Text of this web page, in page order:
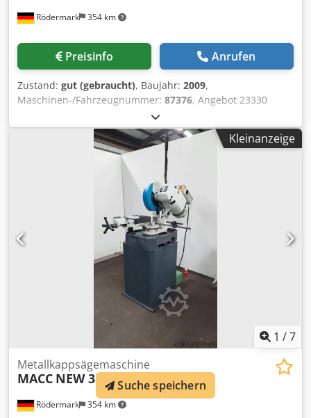
Rödermark 354 km
Preisinfo Anrufen
Zustand: gut (gebraucht), Baujahr: 2009,
Maschinen-/Fahrzeugnummer: 87376, Angebot 23330
Technische Daten: - Halbautomatische Sägemaschine mit
hydropneumatischen - Sägeblattvorschub - Spannstock -
Sägeblattdurchmesser 350 mm - 2
Sägeblattspindeldrehzahlen ca. 40 + 80 1/min -
Schnittbereich bei 90° rund 110 mm - flach 120 x 80 mm -
bei 45° rund 80 mm - flach 80 x 80 mm -
gehrungsverstellbar links bis 45 ° - rechts bis 45 ° -
Sägeblattvorschub stufenlos regulierbar - Pneum
.Materialspannstock Csdpexx R Tiefx Aftoha - E.-Fußtaster -
Pneumatikanschluß 6 bar - Antrieb 400 V / 1,4 / 1,8 kW -
Kühlmitteleinrichtung - Platzbedarf ca. B 1000 x H 1500 x T
1200 mm - Gewicht ca. 300 kg
Kleinanzeige
1 /7
Rödermark 354 km
Metallkappsägemaschine
MACC NEW 350 Suche speichern